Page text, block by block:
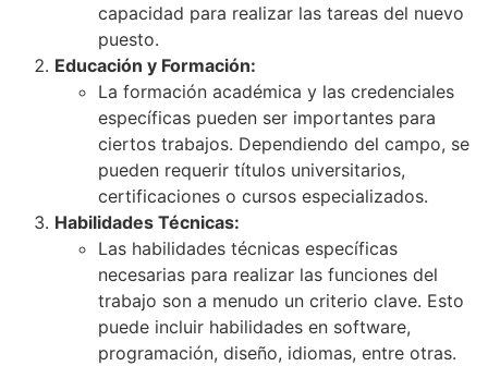
capacidad para realizar las tareas del nuevo
puesto.
Educación y Formación:
La formación académica y las credenciales
específicas pueden ser importantes para
ciertos trabajos. Dependiendo del campo, se
pueden requerir títulos universitarios,
certificaciones o cursos especializados.
Habilidades Técnicas:
Las habilidades técnicas específicas
necesarias para realizar las funciones del
trabajo son a menudo un criterio clave. Esto
puede incluir habilidades en software,
programación, diseño, idiomas, entre otras.